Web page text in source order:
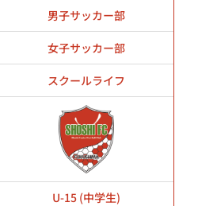
男子サッカー部
女子サッカー部
スクールライフ
U-15 (中学生)